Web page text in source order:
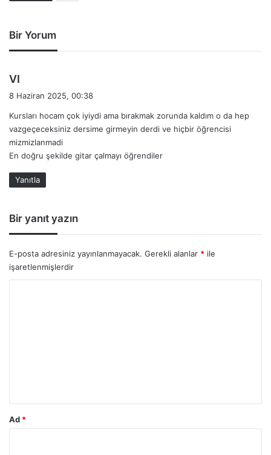
Bir Yorum
VI
i
k
i
:
8 Haziran 2025, 00:38
Kursları hocam çok iyiydi ama bırakmak zorunda kaldım o da hep
vazgeçeceksiniz dersime girmeyin derdi ve hiçbir öğrencisi
mizmizlanmadi
En doğru şekilde gitar çalmayı öğrendiler
Yanıtla
Bir yanıt yazın
E-posta adresiniz yayınlanmayacak. Gerekli alanlar * ile
işaretlenmişlerdir
Ad *